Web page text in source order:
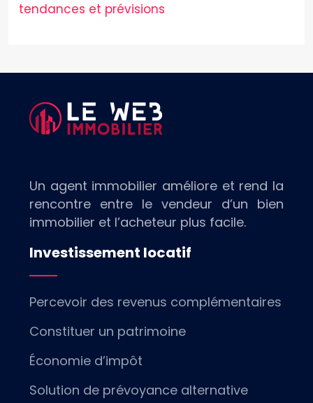
tendances et prévisions
Un agent immobilier améliore et rend la
rencontre entre le vendeur d’un bien
immobilier et l’acheteur plus facile.
Investissement locatif
Percevoir des revenus complémentaires
Constituer un patrimoine
Économie d’impôt
Solution de prévoyance alternative